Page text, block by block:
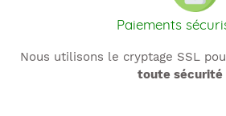
Paiements
Nous utilisons le cryptage SSL
toute sécurité